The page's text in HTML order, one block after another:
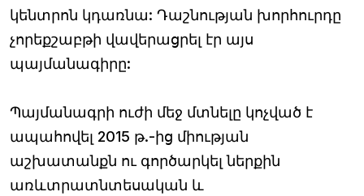
կենտրոն կդառնա: Դաշնության խորհուրդը
չորեքշաբթի վավերացրել էր այս
պայմանագիրը:
Պայմանագրի ուժի մեջ մտնելը կոչված է
ապահովել 2015 թ.-ից միության
աշխատանքն ու գործարկել ներքին
առևտրատնտեսական և